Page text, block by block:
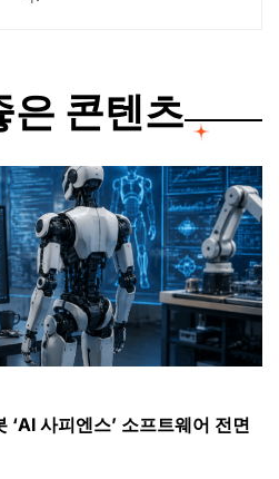
은 콘텐츠
사피엔스’ 소프트웨어 전면